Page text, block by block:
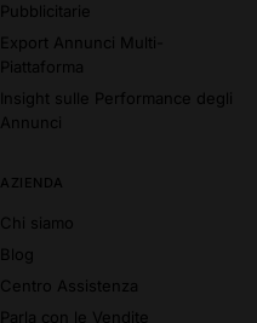
Pubblicitarie
Export Annunci Multi-
Piattaforma
Insight sulle Performance degli
Annunci
AZIENDA
Chi siamo
Blog
Centro Assistenza
Parla con le Vendite